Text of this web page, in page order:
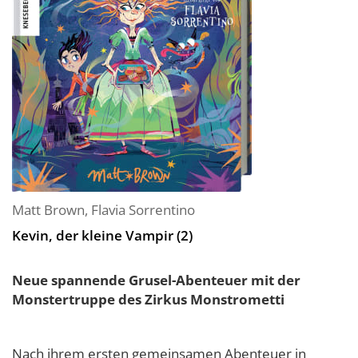
Matt Brown, Flavia Sorrentino
Kevin, der kleine Vampir (2)
Neue spannende Grusel-Abenteuer mit der
Monstertruppe des Zirkus Monstrometti
Nach ihrem ersten gemeinsamen Abenteuer in